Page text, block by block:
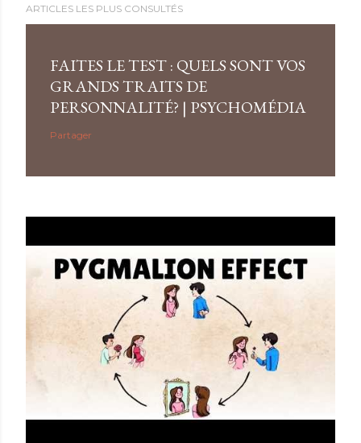
ARTICLES LES PLUS CONSULTÉS
FAITES LE TEST : QUELS SONT VOS
GRANDS TRAITS DE
PERSONNALITÉ? | PSYCHOMÉDIA
Partager